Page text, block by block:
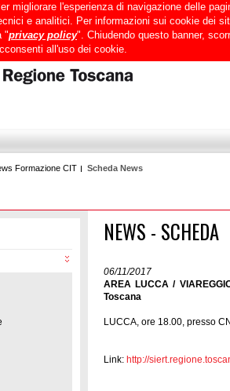
Mappa del sito RTRT Intranet
Formazione CIT Scheda News
NEWS - SCHEDA
06/11/2017
AREA LUCCA /
Toscana
LUCCA, ore 18.00, presso
Link: http://
migliorare l'esperienza di navigazione delle
e analitici. Per informazioni sui cookie dei
"privacy policy". Chiudendo questo banner,
all'uso dei cookie.